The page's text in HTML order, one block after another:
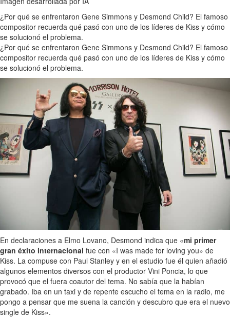
¿Por qué se enfrentaron Gene Simmons y Desmond Child? El famoso
compositor recuerda qué pasó con uno de los líderes de Kiss y cómo
se solucionó el problema.
¿Por qué se enfrentaron Gene Simmons y Desmond Child? El famoso
compositor recuerda qué pasó con uno de los líderes de Kiss y cómo
se solucionó el problema.
En declaraciones a Elmo Lovano, Desmond indica que «mi primer
gran éxito internacional fue con «I was made for loving you» de
Kiss. La compuse con Paul Stanley y en el estudio fue él quien añadió
algunos elementos diversos con el productor Vini Poncia, lo que
provocó que el fuera coautor del tema. No sabía que la habían
grabado. Iba en un taxi y de repente escucho el tema en la radio, me
pongo a pensar que me suena la canción y descubro que era el nuevo
single de Kiss».